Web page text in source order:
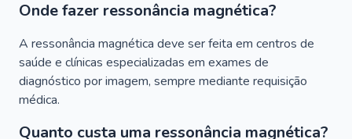
Onde fazer ressonância magnética?
A ressonância magnética deve ser feita em centros de
saúde e clínicas especializadas em exames de
diagnóstico por imagem, sempre mediante requisição
médica.
Quanto custa uma ressonância magnética?